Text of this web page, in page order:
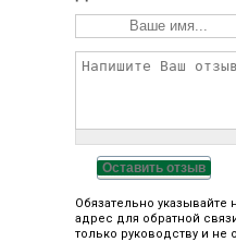
Оставить отзыв
Обязательно
адрес для обратной
только руководству и не